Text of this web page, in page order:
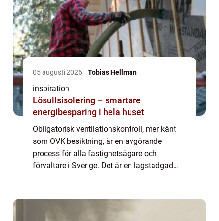
05 augusti 2026 Tobias Hellman
inspiration
Lösullsisolering – smartare
energibesparing i hela huset
Obligatorisk ventilationskontroll, mer känt
som OVK besiktning, är en avgörande
process för alla fastighetsägare och
förvaltare i Sverige. Det är en lagstadgad